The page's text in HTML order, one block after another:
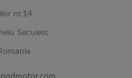
nr.14.
Secuiesc